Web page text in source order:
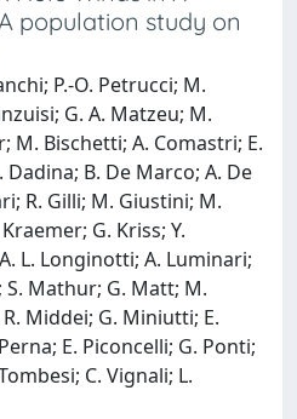
A population study on
P.-O. Petrucci; M.
G. A. Matzeu; M.
M. Bischetti; A. Comastri; E.
B. De Marco; A. De
R. Gilli; M. Giustini; M.
G. Kriss; Y.
L. Longinotti; A. Luminari;
Mathur; G. Matt; M.
Middei; G. Miniutti; E.
E. Piconcelli; G. Ponti;
C. Vignali; L.